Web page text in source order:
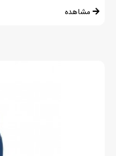
مشاهده